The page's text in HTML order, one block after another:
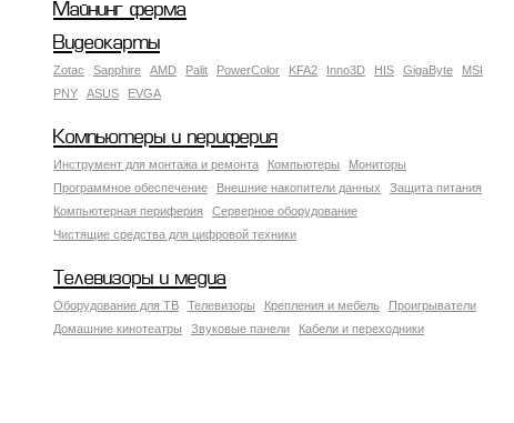
Майнинг ферма
Видеокарты
Zotac Sapphire AMD Palit PowerColor KFA2 Inno3D HIS GigaByte
MSI
PNY
ASUS EVGA
Компьютеры и периферия
Инструмент для монтажа и ремонта Компьютеры
Мониторы
Программное обеспечение
Внешние накопители данных
Защита питания
Компьютерная периферия
Серверное оборудование
Чистящие средства для цифровой техники
Телевизоры и медиа
Оборудование для ТВ Телевизоры Крепления и мебель
Проигрыватели
Домашние кинотеатры
Звуковые панели Кабели и переходники